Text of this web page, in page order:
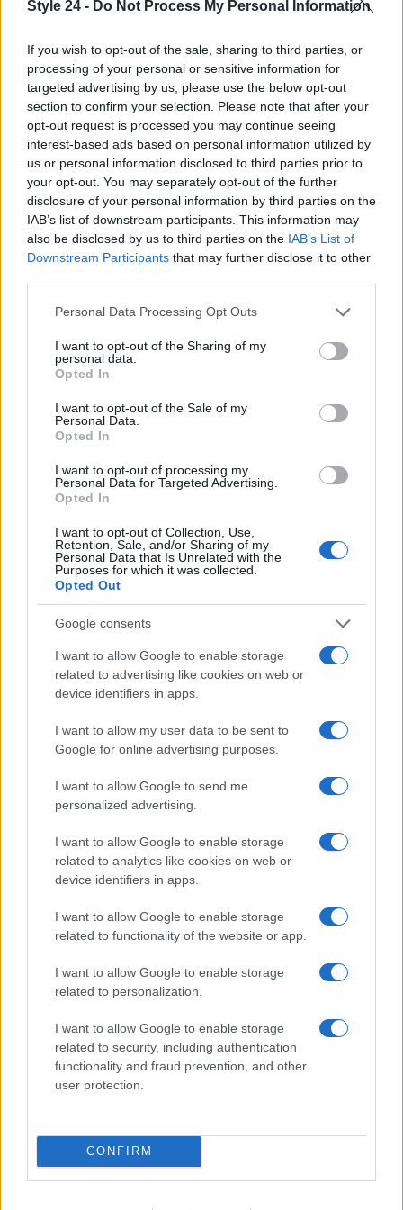
Style 24 - Do Not Process My Personal Information
If you wish to opt-out of the sale, sharing to third parties, or
processing of your personal or sensitive information for
targeted advertising by us, please use the below opt-out
section to confirm your selection. Please note that after your
opt-out request is processed you may continue seeing
interest-based ads based on personal information utilized by
us or personal information disclosed to third parties prior to
your opt-out. You may separately opt-out of the further
disclosure of your personal information by third parties on the
IAB’s list of downstream participants. This information may
also be disclosed by us to third parties on the IAB’s List of
Downstream Participants that may further disclose it to other
Please note that this website/app uses one or more Google
not limited to your visit or usage behaviour. You may click to
grant or deny consent to Google and its third-party tags to
use your data for below specified purposes in below Google
consent section.
Personal Data Processing Opt Outs
I want to opt-out of the Sharing of my
personal data.
Opted In
I want to opt-out of the Sale of my
Personal Data.
Opted In
I want to opt-out of processing my
Personal Data for Targeted Advertising.
Opted In
I want to opt-out of Collection, Use,
Retention, Sale, and/or Sharing of my
Personal Data that Is Unrelated with the
Purposes for which it was collected.
Opted Out
Google consents
I want to allow Google to enable storage
related to advertising like cookies on web or
device identifiers in apps.
I want to allow my user data to be sent to
Google for online advertising purposes.
I want to allow Google to send me
personalized advertising.
I want to allow Google to enable storage
related to analytics like cookies on web or
device identifiers in apps.
I want to allow Google to enable storage
related to functionality of the website or app.
I want to allow Google to enable storage
related to personalization.
I want to allow Google to enable storage
related to security, including authentication
functionality and fraud prevention, and other
user protection.
CONFIRM
Continua a leggere
LIFESTYLE
patrimonio
Camilla Fiore · 7 Ago 2026
LIFESTYLE
Mostre di moda 2026: Franco Moschino a Forte di
Bard e gli eventi imperdibili in Italia
Cristian Castiglioni · 7 Ago 2026
LIFESTYLE
Le nuove Havaianas Kitten Heel debuttano a